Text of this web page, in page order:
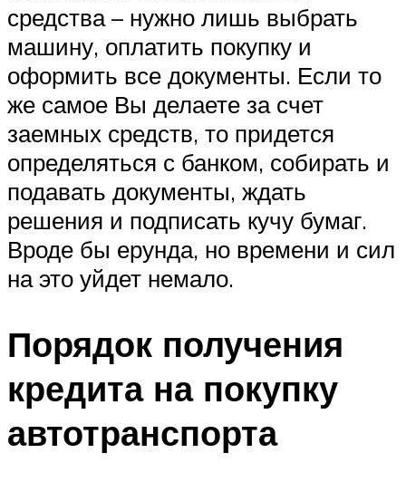
средства – нужно лишь выбрать
машину, оплатить покупку и
оформить все документы. Если то
же самое Вы делаете за счет
заемных средств, то придется
определяться с банком, собирать и
подавать документы, ждать
решения и подписать кучу бумаг.
Вроде бы ерунда, но времени и сил
на это уйдет немало.
Порядок получения
кредита на покупку
автотранспорта